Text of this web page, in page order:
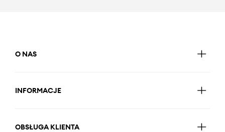
O NAS
INFORMACJE
OBSŁUGA KLIENTA